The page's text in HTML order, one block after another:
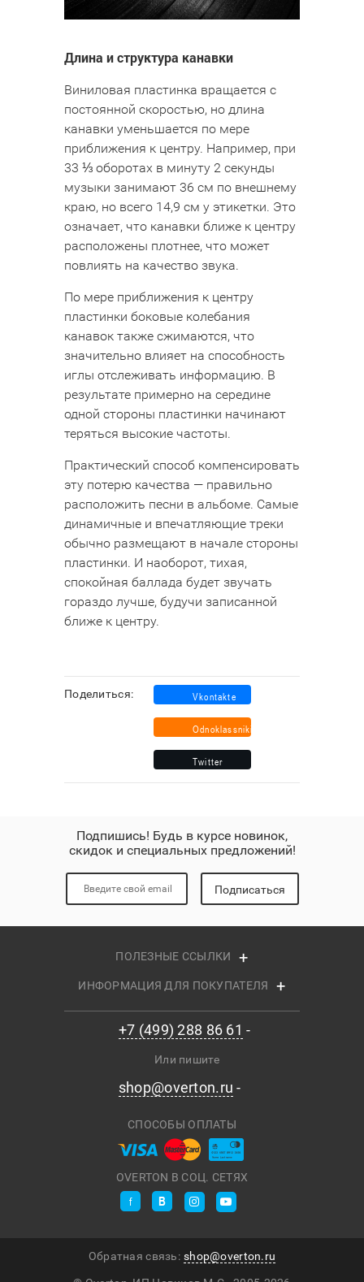
Длина и структура канавки
Виниловая пластинка вращается с
постоянной скоростью, но длина
канавки уменьшается по мере
приближения к центру. Например, при
33 ⅓ оборотах в минуту 2 секунды
музыки занимают 36 см по внешнему
краю, но всего 14,9 см у этикетки. Это
означает, что канавки ближе к центру
расположены плотнее, что может
повлиять на качество звука.
По мере приближения к центру
пластинки боковые колебания
канавок также сжимаются, что
значительно влияет на способность
иглы отслеживать информацию. В
результате примерно на середине
одной стороны пластинки начинают
теряться высокие частоты.
Практический способ компенсировать
эту потерю качества — правильно
расположить песни в альбоме. Самые
динамичные и впечатляющие треки
обычно размещают в начале стороны
пластинки. И наоборот, тихая,
спокойная баллада будет звучать
гораздо лучше, будучи записанной
ближе к центру.
Поделиться:
Подпишись! Будь в курсе новинок,
скидок и специальных предложений!
Подписаться
ПОЛЕЗНЫЕ ССЫЛКИ
ИНФОРМАЦИЯ ДЛЯ ПОКУПАТЕЛЯ
+7 (499) 288 86 61
Или пишите
shop@overton.ru
OVERTON В СОЦ. СЕТЯХ
СПОСОБЫ ОПЛАТЫ
Обратная связь: shop@overton.ru